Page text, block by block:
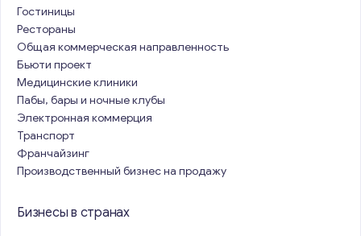
Гостиницы
Рестораны
Общая коммерческая направленность
Бьюти проект
Медицинские клиники
Пабы, бары и ночные клубы
Электронная коммерция
Транспорт
Франчайзинг
Производственный бизнес на продажу
Бизнесы в странах